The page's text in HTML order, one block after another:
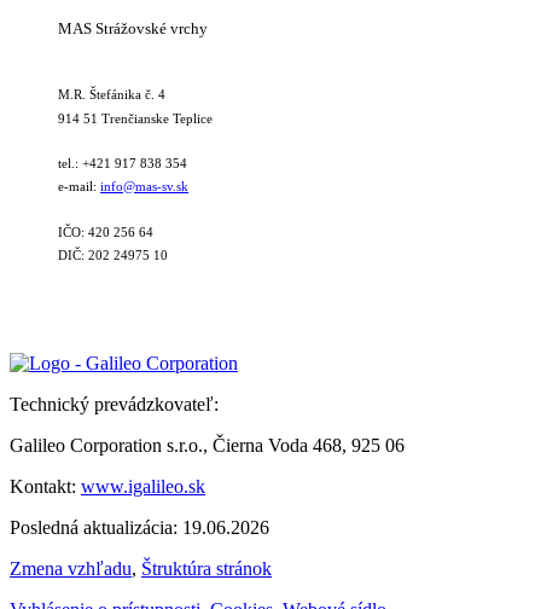
MAS Strážovské vrchy
M.R. Štefánika č. 4
914 51 Trenčianske Teplice
tel.: +421 917 838 354
e-mail: info@mas-sv.sk
IČO: 420 256 64
DIČ: 202 24975 10
Technický prevádzkovateľ:
Galileo Corporation s.r.o., Čierna Voda 468, 925 06
Kontakt: www.igalileo.sk
Posledná aktualizácia: 19.06.2026
Zmena vzhľadu, Štruktúra stránok